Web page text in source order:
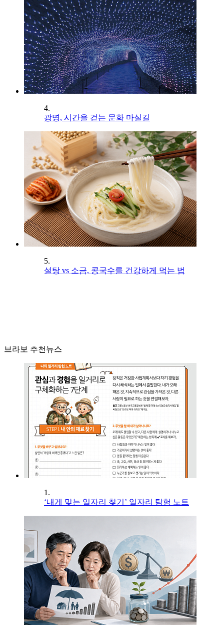
4.
광명, 시간을 걷는 문화 마실길
5.
설탕 vs 소금, 콩국수를 건강하게 먹는 법
브라보 추천뉴스
1.
‘내게 맞는 일자리 찾기’ 일자리 탐험 노트